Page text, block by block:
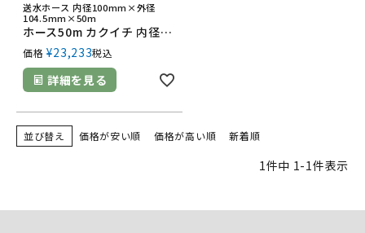
送水ホース 内径100mm×外径
104.5mm×50m
ホース50m カクイチ 内径100mm マックスフローSD 送水ホース 土木 水 農業 送水 止水板
価格 ¥23,233税込
詳細を見る
並び替え 価格が安い順 価格が高い順 新着順
1件中 1-1件表示